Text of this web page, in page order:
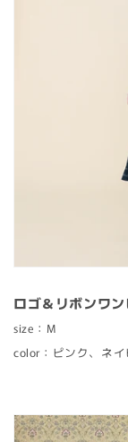
ロゴ＆リボンワ
size：M
color：ピンク、ネ